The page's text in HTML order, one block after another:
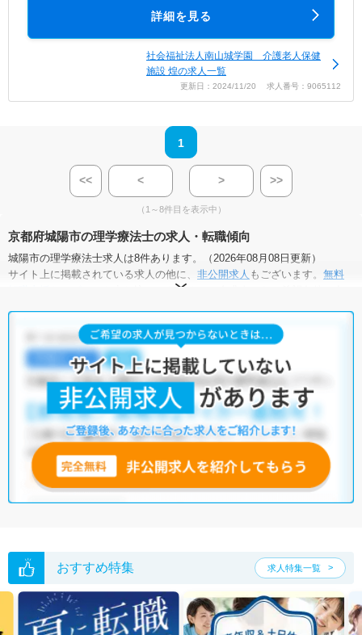
詳細を見る
社会福祉法人南山城学園 介護老人保健
施設 煌の求人一覧
更新日：2024/11/20 求人番号：9065112
1
<< < > >>
（1～8件目を表示中）
京都府城陽市の理学療法士の求人・転職傾向
城陽市の理学療法士求人は8件あります。（2026年08月08日更新）
サイト上に掲載されている求人の他に、 非公開求人 もございます。 無料
にお申し込みいただくと、全求人からご希望条件に合
城陽市の理学療法士求人では以下のような条件が人気です。
土日祝休・積極採用中・ 残業少なめ 正社員(正職員)
祉施設・訪問リハビリ(在宅医療)・小児リハビリ・保育園
他の条件でも人気の求人がございますので、「こだわり条件」から検索
いただくか、お気軽にお問い合わせください。
全国の理学療法士求人から検索いただくことも可能です。
無料転職支援サービス
にお申し込みいただくと、ご希望条件をヒアリン
グした上で求人をご提案いたします。
ご希望条件がまだ定まっていない方は人気の希望条件をピックアップし
い。
おすすめ特集 求人特集一覧